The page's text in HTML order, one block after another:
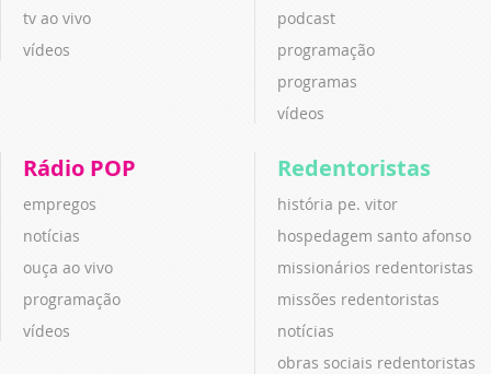
tv ao vivo
vídeos
podcast
programação
programas
vídeos
Rádio POP
empregos
notícias
ouça ao vivo
programação
vídeos
Redentoristas
história pe. vitor
hospedagem santo afonso
missionários redentoristas
missões redentoristas
notícias
obras sociais redentoristas